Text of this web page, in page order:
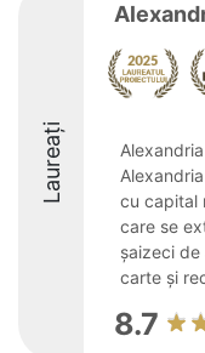
Laureați
cu capital
care se
șaizeci
carte și
8.7